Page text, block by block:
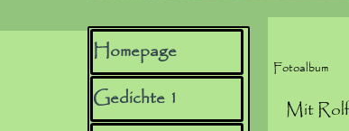
Menü überspringen
Homepage
Gedichte 1
Fotoalbum
Mit Rolf